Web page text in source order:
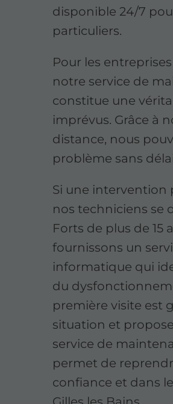
disponible 24/7
particuliers.
Pour les
notre service de
constitue une
imprévus. Grâce à
distance, nous
problème sans
Si une intervention
nos techniciens se
Forts de plus de 15
fournissons un
informatique qui
du
première visite est
situation et
service de
permet de
confiance et dans